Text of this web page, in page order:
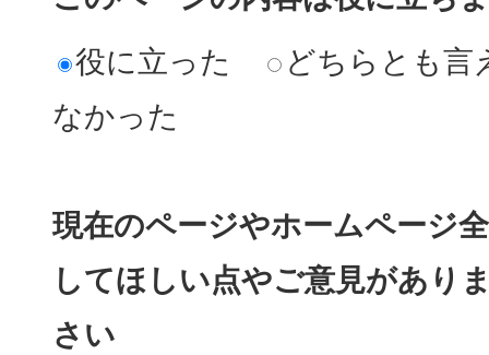
役に立った
どちらとも言
なかった
現在のページやホームページ
してほしい点やご意見があり
さい